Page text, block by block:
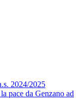
2024/2025
pace da Genzano ad